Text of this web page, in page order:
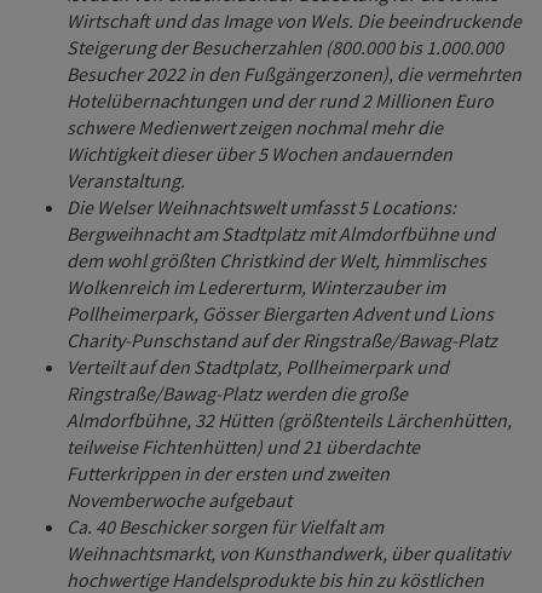
Wirtschaft und das Image von Wels. Die beeindruckende
Steigerung der Besucherzahlen (800.000 bis 1.000.000
Besucher 2022 in den Fußgängerzonen), die vermehrten
Hotelübernachtungen und der rund 2 Millionen Euro
schwere Medienwert zeigen nochmal mehr die
Wichtigkeit dieser über 5 Wochen andauernden
Veranstaltung.
Die Welser Weihnachtswelt umfasst 5 Locations:
Bergweihnacht am Stadtplatz mit Almdorfbühne und
dem wohl größten Christkind der Welt, himmlisches
Wolkenreich im Ledererturm, Winterzauber im
Pollheimerpark, Gösser Biergarten Advent und Lions
Charity-Punschstand auf der Ringstraße/Bawag-Platz
Verteilt auf den Stadtplatz, Pollheimerpark und
Ringstraße/Bawag-Platz werden die große
Almdorfbühne, 32 Hütten (größtenteils Lärchenhütten,
teilweise Fichtenhütten) und 21 überdachte
Futterkrippen in der ersten und zweiten
Novemberwoche aufgebaut
Ca. 40 Beschicker sorgen für Vielfalt am
Weihnachtsmarkt, von Kunsthandwerk, über qualitativ
hochwertige Handelsprodukte bis hin zu köstlichen